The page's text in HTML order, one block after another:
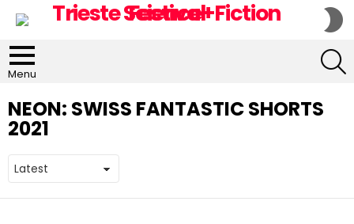
Menu
NEON: SWISS FANTASTIC SHORTS
2021